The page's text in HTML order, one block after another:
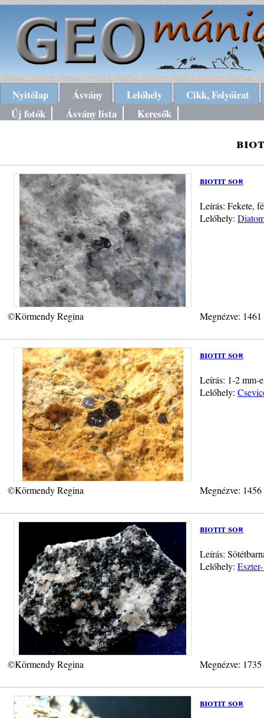
Nyitólap Ásvány Lelőhely
Cikk, Folyóirat
Új fotók
Ásvány lista Keresők
biotit sor
Leírás: Fekete,
Lelőhely:
©Körmendy Regina Megnézve:
biotit sor
Leírás: 1-2 mm-
Lelőhely:
©Körmendy Regina Megnézve:
biotit sor
Leírás:
Lelőhely:
©Körmendy Regina Megnézve:
biotit sor